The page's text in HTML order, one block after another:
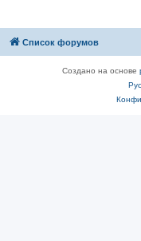
Список форумов
Создано на основе